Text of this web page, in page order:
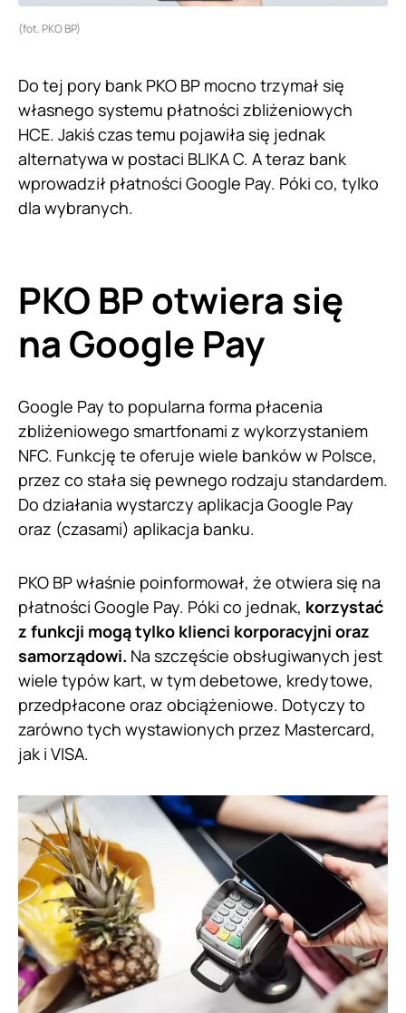
(fot. PKO BP)
Do tej pory bank PKO BP mocno trzymał się
własnego systemu płatności zbliżeniowych
HCE. Jakiś czas temu pojawiła się jednak
alternatywa w postaci BLIKA C. A teraz bank
wprowadził płatności Google Pay. Póki co, tylko
dla wybranych.
PKO BP otwiera się
na Google Pay
Google Pay to popularna forma płacenia
zbliżeniowego smartfonami z wykorzystaniem
NFC. Funkcję te oferuje wiele banków w Polsce,
przez co stała się pewnego rodzaju standardem.
Do działania wystarczy aplikacja Google Pay
oraz (czasami) aplikacja banku.
PKO BP właśnie poinformował, że otwiera się na
płatności Google Pay. Póki co jednak, korzystać
z funkcji mogą tylko klienci korporacyjni oraz
samorządowi. Na szczęście obsługiwanych jest
wiele typów kart, w tym debetowe, kredytowe,
przedpłacone oraz obciążeniowe. Dotyczy to
zarówno tych wystawionych przez Mastercard,
jak i VISA.